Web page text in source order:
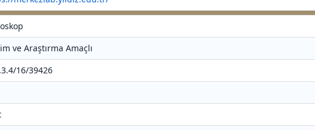
ve Araştırma Amaçlı
16/39426